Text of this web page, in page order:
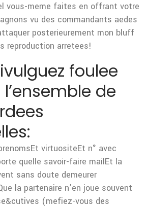
vous-meme faites en offrant votre
vu des commandants aedes
posterieurement mon bluff
reproduction arretees!
foulee
de
virtuositeEt n° avec
quelle savoir-faire mailEt la
sans doute demeurer
la partenaire n’en joue souvent
(mefiez-vous des